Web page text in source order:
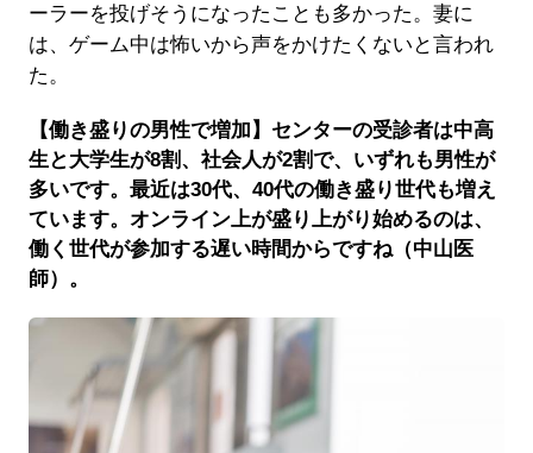
ーラーを投げそうになったことも多かった。妻に
は、ゲーム中は怖いから声をかけたくないと言われ
た。
【働き盛りの男性で増加】センターの受診者は中高
生と大学生が8割、社会人が2割で、いずれも男性が
多いです。最近は30代、40代の働き盛り世代も増え
ています。オンライン上が盛り上がり始めるのは、
働く世代が参加する遅い時間からですね（中山医
師）。